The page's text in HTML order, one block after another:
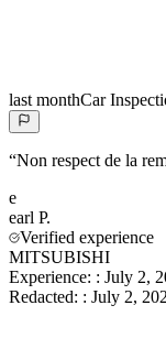
last monthCar
“Non respect de la
e
earl P.
Verified experience
MITSUBISHI
Experience: : July 2,
Redacted: : July 2,